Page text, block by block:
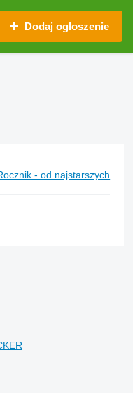
Dodaj ogłoszenie
- od najstarszych